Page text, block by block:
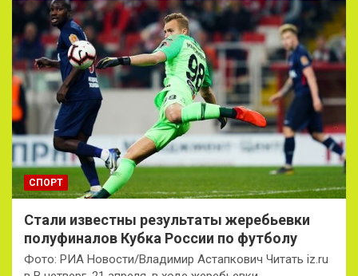
СПОРТ
Стали известны результаты жеребьевки
полуфиналов Кубка России по футболу
Фото: РИА Новости/Владимир Астапкович Читать iz.ru